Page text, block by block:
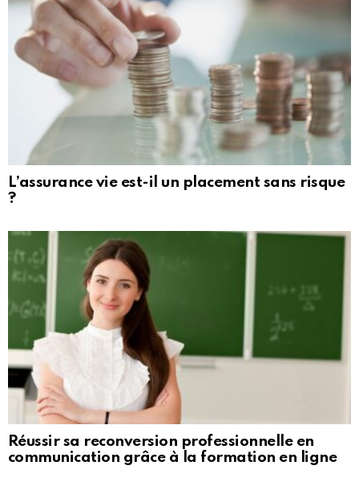
L’assurance vie est-il un placement sans risque
?
Réussir sa reconversion professionnelle en
communication grâce à la formation en ligne